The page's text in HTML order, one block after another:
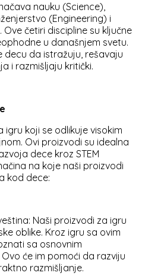
nauku (Science),
(Engineering) i
četiri discipline su ključne
u današnjem svetu.
decu da istražuju, rešavaju
i razmišljaju kritički.
koji se odlikuje visokim
Ovi proizvodi su idealna
dece kroz STEM
na koje naši proizvodi
kod dece:
Naši proizvodi za igru
oblike. Kroz igru sa ovim
sa osnovnim
će im pomoći da razviju
razmišljanje.